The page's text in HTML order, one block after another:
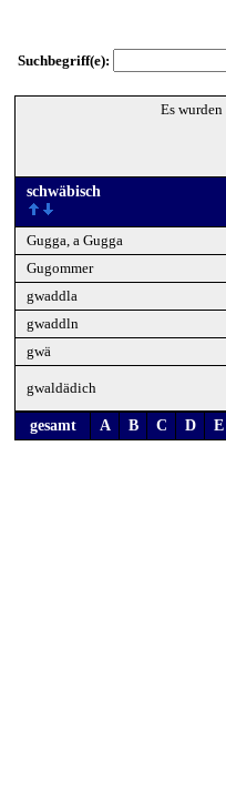
Suchbegriff(e):
Es wurden
schwäbisch
Gugga, a Gugga
Gugommer
gwaddla
gwaddln
gwä
gwaldädich
gesamt
A B C D E